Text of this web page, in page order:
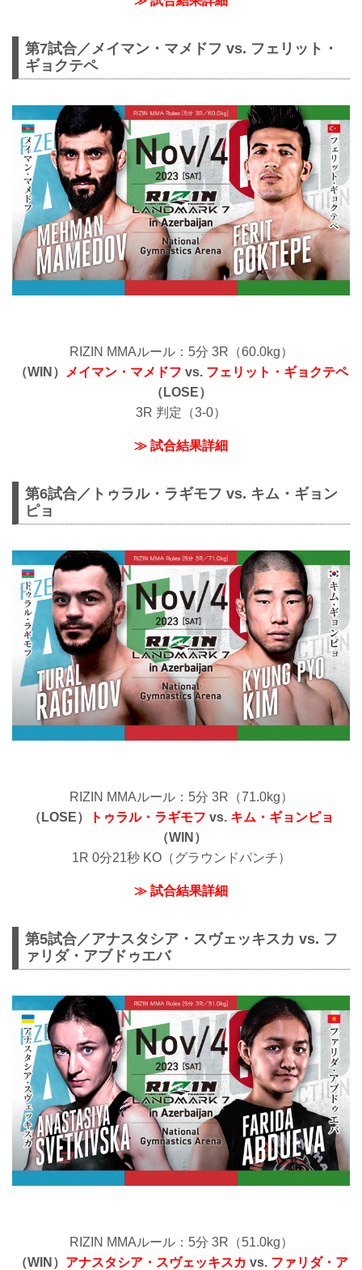
第7試合／メイマン・マメドフ vs. フェリット・
ギョクテペ
RIZIN MMAルール：5分 3R（60.0kg）
（WIN）
メイマン・マメドフ vs. フェリット・ギョクテペ
（LOSE）
3R 判定（3-0）
≫ 試合結果詳細
第6試合／トゥラル・ラギモフ vs. キム・ギョン
ピョ
RIZIN MMAルール：5分 3R（71.0kg）
（LOSE）
トゥラル・ラギモフ vs. キム・ギョンピョ
（WIN）
1R 0分21秒 KO（グラウンドパンチ）
≫ 試合結果詳細
第5試合／アナスタシア・スヴェッキスカ vs. フ
ァリダ・アブドゥエバ
RIZIN MMAルール：5分 3R（51.0kg）
（WIN） アナスタシア・スヴェッキスカ vs. ファリダ・ア